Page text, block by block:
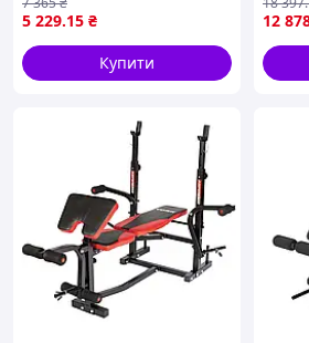
5 229.15 ₴
Купити
12